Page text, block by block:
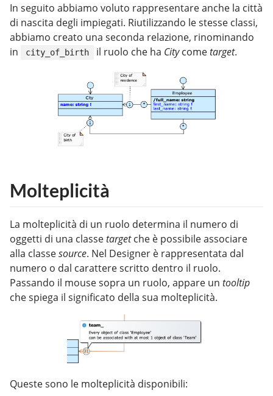
In seguito abbiamo voluto rappresentare anche la città
di nascita degli impiegati. Riutilizzando le stesse classi,
abbiamo creato una seconda relazione, rinominando
in
city_of_birth il ruolo che ha Citycometarget.
Molteplicità
La molteplicità di un ruolo determina il numero di
oggetti di una classetargetche è possibile associare
alla classesource. Nel Designer è rappresentata dal
numero o dal carattere scritto dentro il ruolo.
Passando il mouse sopra un ruolo, appare un tooltip
che spiega il significato della sua molteplicità.
Queste sono le molteplicità disponibili: